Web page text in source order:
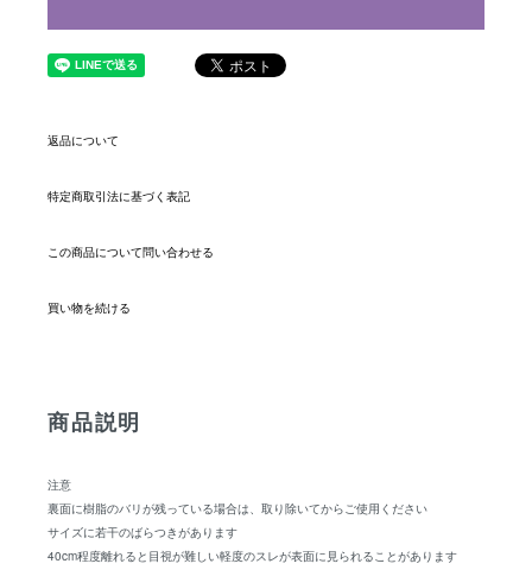
返品について
特定商取引法に基づく表記
この商品について問い合わせる
買い物を続ける
商品説明
注意
裏面に樹脂のバリが残っている場合は、取り除いてからご使用ください
サイズに若干のばらつきがあります
40cm程度離れると目視が難しい軽度のスレが表面に見られることがあります